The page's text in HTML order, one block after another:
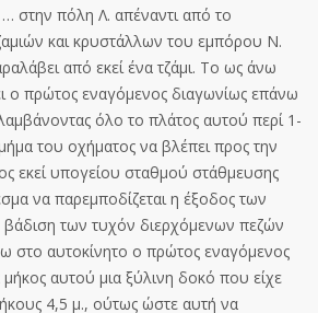
στην πόλη Λ. απέναντι από το
και κρυστάλλων του εμπόρου Ν.
από εκεί ένα τζάμι. Το ως άνω
ο πρώτος εναγόμενος διαγωνίως επάνω
όλο το πλάτος αυτού περί 1-
του οχήματος να βλέπει προς την
εκεί υπογείου σταθμού στάθμευσης
να παρεμποδίζεται η έξοδος των
των τυχόν διερχόμενων πεζών
στο αυτοκίνητο ο πρώτος εναγόμενος
μήκος αυτού μια ξύλινη δοκό που είχε
4,5 μ., ούτως ώστε αυτή να